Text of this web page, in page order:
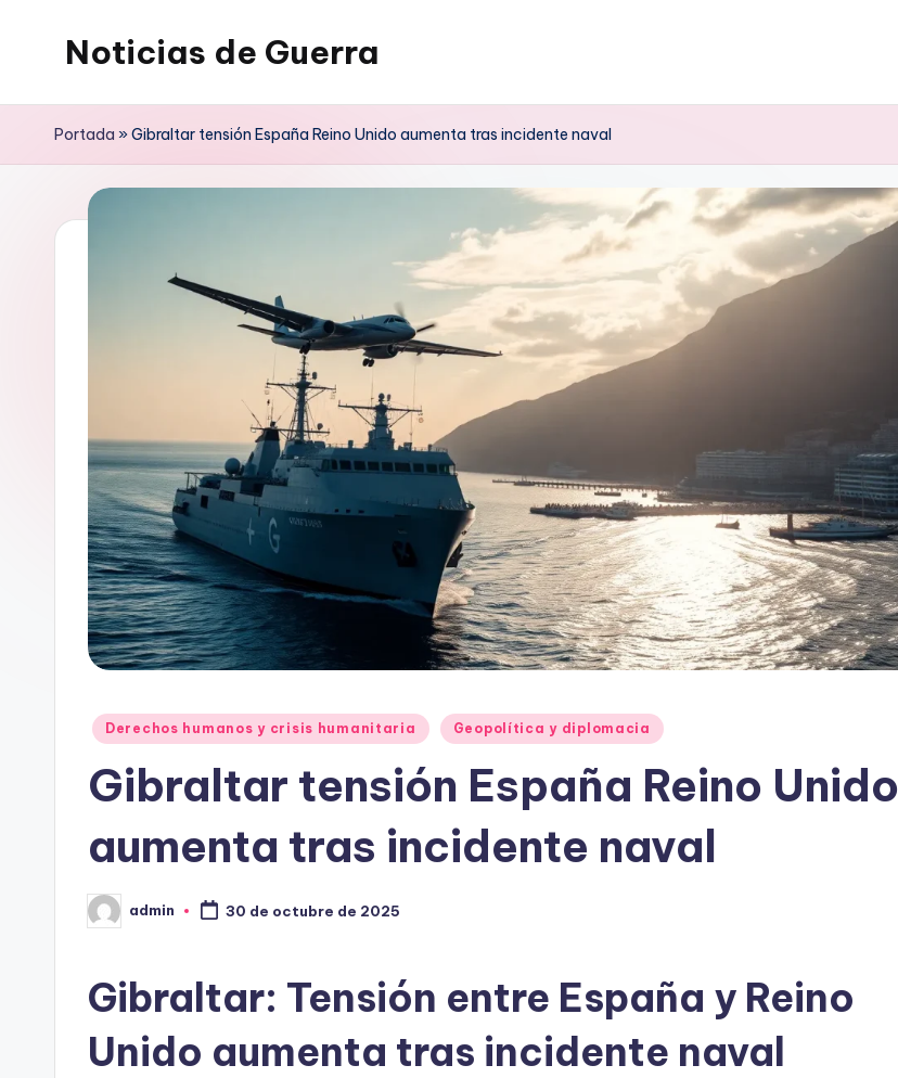
Noticias de Guerra
Portada »Gibraltar tensión España Reino Unido aumenta tras incidente naval
Publicado
Derechos humanos y crisis humanitaria Geopolítica y diplomacia
Gibraltar tensión España Reino Unido
aumenta tras incidente naval
Publicado
por
admin 30 de octubre de 2025
Gibraltar: Tensión entre España y Reino
Unido aumenta tras incidente naval